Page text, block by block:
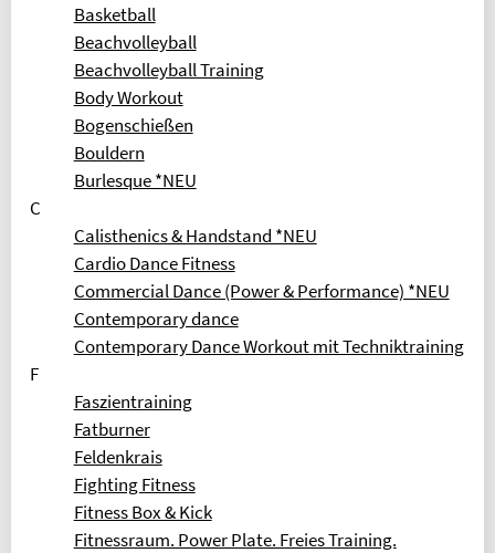
Basketball
Beachvolleyball
Beachvolleyball Training
Body Workout
Bogenschießen
Bouldern
Burlesque *NEU
C
Calisthenics & Handstand *NEU
Cardio Dance Fitness
Commercial Dance (Power & Performance) *NEU
Contemporary dance
Contemporary Dance Workout mit Techniktraining
F
Faszientraining
Fatburner
Feldenkrais
Fighting Fitness
Fitness Box & Kick
Fitnessraum. Power Plate. Freies Training.
Geldinstitut: Berliner Sparkasse
PARTNER
OLYMPIASTÜTZPUNKT BERLIN
ALLGEMEINER DEUTSCHER
INFORMATION IN ENGLISCH
REFUND REQUEST FORM [XLSX]
OVERVIEW OF FEES
FAQ (FREQUENTLY ASKED QUESTIONS)
BELIEBTE SEITEN
SPORTKURSE NACH KATEGORIEN
FRAGEN & ANTWORTEN